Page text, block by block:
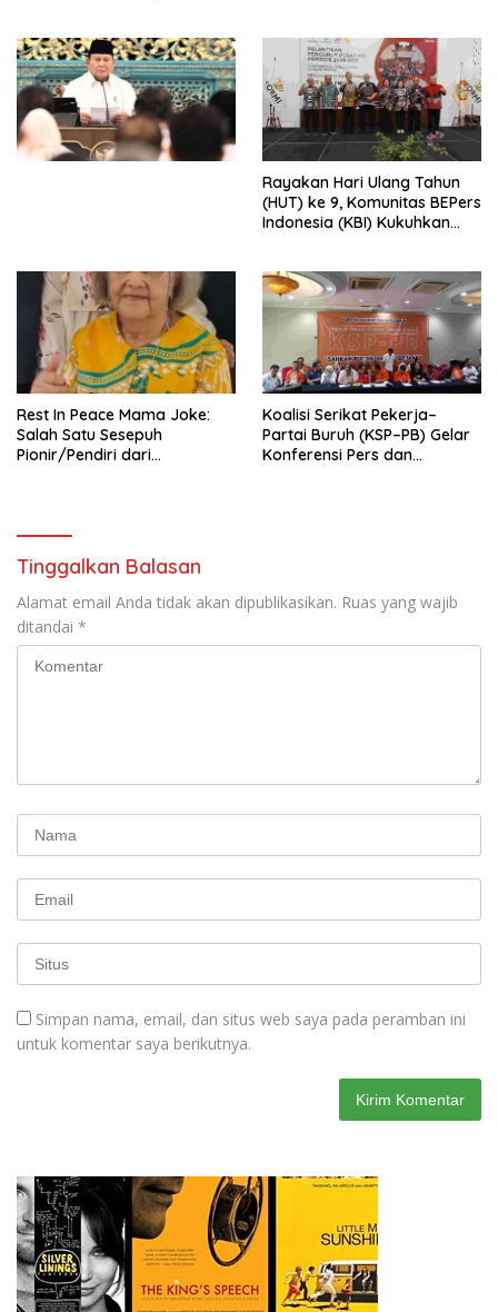
Penjajahan (Pergolakan
Ekonomi Politik Indonesia) &
Simposium Nasional “Urgensi
Undang-Undang
Perekonomian Nasional dan
Kesejahteraan Sosial dalam
Rayakan Hari Ulang Tahun
(HUT) ke 9, Komunitas BEPers
Indonesia (KBI) Kukuhkan
Tema: “Penguatan dan
Pengembangan Organisasi
KBI yang Berbasis Riset di
seluruh Indonesia dan
Mancanegara”.
Rest In Peace Mama Joke:
Salah Satu Sesepuh
Pionir/Pendiri dari
Kasih Allah.
Koalisi Serikat Pekerja–
Partai Buruh (KSP–PB) Gelar
Konferensi Pers dan
Tinggalkan Balasan
Alamat email Anda tidak akan dipublikasikan. Ruas yang wajib
ditandai *
Simpan nama, email, dan situs web saya pada peramban ini
untuk komentar saya berikutnya.